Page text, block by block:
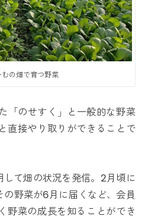
の畑で育つ野菜
「のせすく」と一般的な野菜
直接やり取りができることで
して畑の状況を発信。2月頃に
野菜が6月に届くなど、会員
野菜の成長を知ることができ